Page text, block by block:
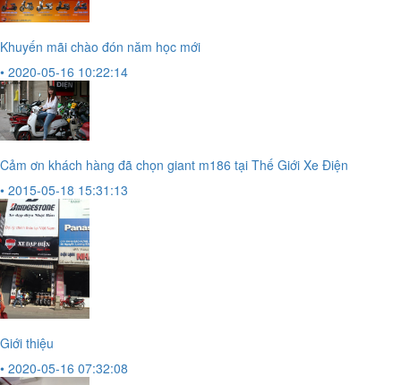
Khuyến mãi chào đón năm học mới
• 2020-05-16 10:22:14
Cảm ơn khách hàng đã chọn giant m186 tại Thế Giới Xe Điện
• 2015-05-18 15:31:13
Giới thiệu
• 2020-05-16 07:32:08